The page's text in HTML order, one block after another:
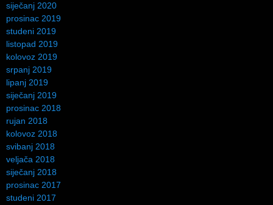
siječanj 2020
prosinac 2019
studeni 2019
listopad 2019
kolovoz 2019
srpanj 2019
lipanj 2019
siječanj 2019
prosinac 2018
rujan 2018
kolovoz 2018
svibanj 2018
veljača 2018
siječanj 2018
prosinac 2017
studeni 2017